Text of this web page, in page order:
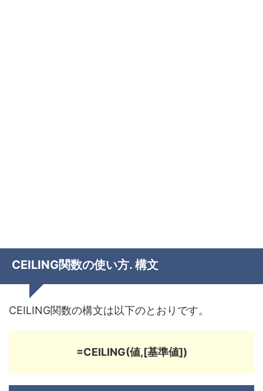
CEILING関数の使い方. 構文
CEILING関数の構文は以下のとおりです。
=CEILING(値,[基準値])